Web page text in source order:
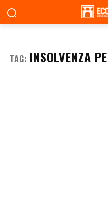
TAG: INSOLVENZA